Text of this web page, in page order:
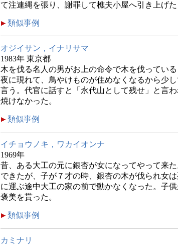
て注連縄を張り、謝罪して樵夫小屋へ引き上げた
類似事例
オジイサン，イナリサマ
1983年 東京都
木を伐る名人の男がお上の命令で木を伐ってい
夜に現れて、鳥やけものが住めなくなるから少
言う。代官に話すと「永代山として残せ」と言
焼けなかった。
類似事例
イチョウノキ，ワカイオンナ
1969年
昔、ある大工の元に銀杏が女になってやって来
できたが、子が７才の時、銀杏の木が伐られ女
に運ぶ途中大工の家の前で動かなくなった。子
褒美を貰った。
類似事例
カミナリ